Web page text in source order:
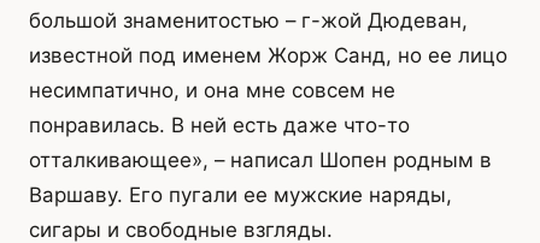
большой знаменитостью – г-жой Дюдеван,
известной под именем Жорж Санд, но ее лицо
несимпатично, и она мне совсем не
понравилась. В ней есть даже что-то
отталкивающее», – написал Шопен родным в
Варшаву. Его пугали ее мужские наряды,
сигары и свободные взгляды.